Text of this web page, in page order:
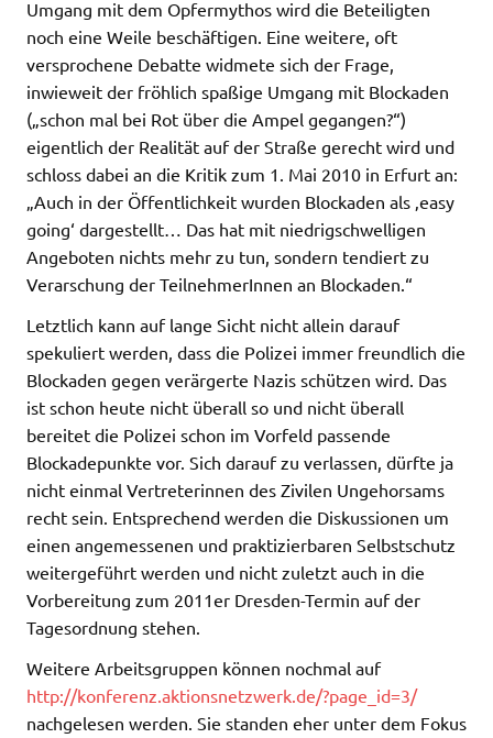
Umgang mit dem Opfermythos wird die Beteiligten
noch eine Weile beschäftigen. Eine weitere, oft
versprochene Debatte widmete sich der Frage,
inwieweit der fröhlich spaßige Umgang mit Blockaden
(„schon mal bei Rot über die Ampel gegangen?“)
eigentlich der Realität auf der Straße gerecht wird und
schloss dabei an die Kritik zum 1. Mai 2010 in Erfurt an:
„Auch in der Öffentlichkeit wurden Blockaden als ‚easy
going‘ dargestellt… Das hat mit niedrigschwelligen
Angeboten nichts mehr zu tun, sondern tendiert zu
Verarschung der TeilnehmerInnen an Blockaden.“
Letztlich kann auf lange Sicht nicht allein darauf
spekuliert werden, dass die Polizei immer freundlich die
Blockaden gegen verärgerte Nazis schützen wird. Das
ist schon heute nicht überall so und nicht überall
bereitet die Polizei schon im Vorfeld passende
Blockadepunkte vor. Sich darauf zu verlassen, dürfte ja
nicht einmal Vertreterinnen des Zivilen Ungehorsams
recht sein. Entsprechend werden die Diskussionen um
einen angemessenen und praktizierbaren Selbstschutz
weitergeführt werden und nicht zuletzt auch in die
Vorbereitung zum 2011er Dresden-Termin auf der
Tagesordnung stehen.
Weitere Arbeitsgruppen können nochmal auf
http://konferenz.aktionsnetzwerk.de/?page_id=3/
nachgelesen werden. Sie standen eher unter dem Fokus